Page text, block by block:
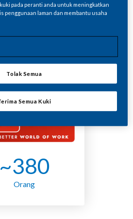
menghisap
pemanasan tembakau
didapati di Malaysia serta
dunia di bawah jenama
~380
Orang
pada peranti anda untuk meningkatkan
penggunaan laman dan membantu usaha
Tolak Semua
Semua Kuki